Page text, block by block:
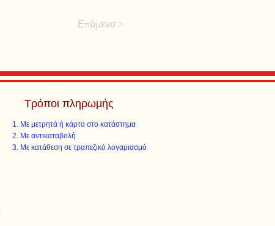
Επόμενο >
Τρόποι πληρωμής
Με μετρητά ή κάρτα στο κατάστημα
Με αντικαταβολή
Με κατάθεση σε τραπεζικό λογαριασμό